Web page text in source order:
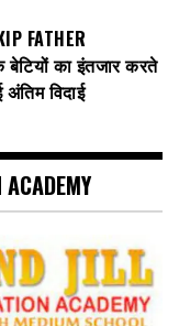
FATHER
का इंतजार करते
विदाई